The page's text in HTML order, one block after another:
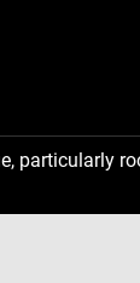
particularly